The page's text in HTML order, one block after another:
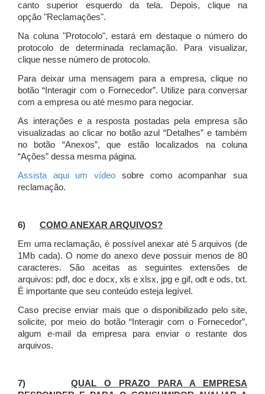
canto superior esquerdo da tela. Depois, clique na
opção "Reclamações".
Na coluna "Protocolo", estará em destaque o número do
protocolo de determinada reclamação. Para visualizar,
clique nesse número de protocolo.
Para deixar uma mensagem para a empresa, clique no
botão “Interagir com o Fornecedor”. Utilize para conversar
com a empresa ou até mesmo para negociar.
As interações e a resposta postadas pela empresa são
visualizadas ao clicar no botão azul “Detalhes” e também
no botão “Anexos”, que estão localizados na coluna
“Ações” dessa mesma página.
Assista aqui um vídeo sobre como acompanhar sua
reclamação.
6) COMO ANEXAR ARQUIVOS?
Em uma reclamação, é possível anexar até 5 arquivos (de
1Mb cada). O nome do anexo deve possuir menos de 80
caracteres. São aceitas as seguintes extensões de
arquivos: pdf, doc e docx, xls e xlsx, jpg e gif, odt e ods, txt.
É importante que seu conteúdo esteja legível.
Caso precise enviar mais que o disponibilizado pelo site,
solicite, por meio do botão “Interagir com o Fornecedor”,
algum e-mail da empresa para enviar o restante dos
arquivos.
7)QUAL O PRAZO PARA A EMPRESA